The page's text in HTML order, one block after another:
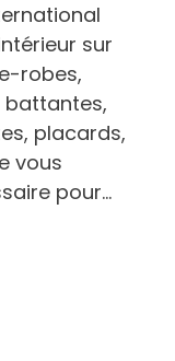
sur
robes,
battantes,
placards,
vous
pour...